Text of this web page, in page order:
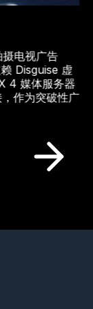
电视广告
Disguise 虚
4 媒体服务器
作为突破性广